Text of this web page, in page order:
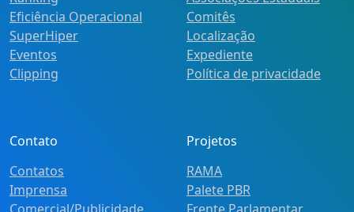
Eficiência Operacional
SuperHiper
Eventos
Clipping
Comitês
Localização
Expediente
Política de privacidade
Contato
Contatos
Imprensa
Projetos
RAMA
Palete PBR